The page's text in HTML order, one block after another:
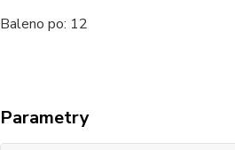
Baleno po: 12
Parametry